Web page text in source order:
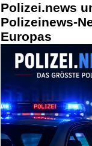
Polizei.news
Polizeinews-
Europas